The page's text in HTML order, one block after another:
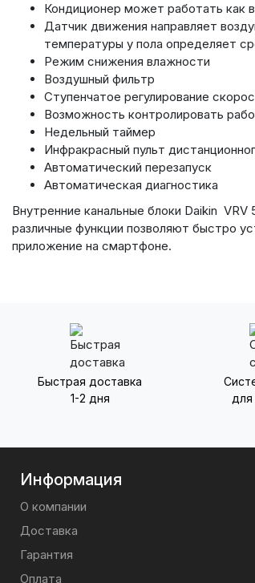
Кондиционер может работать как
Датчик движения направляет
температуры у пола определяет
Режим снижения влажности
Воздушный фильтр
Ступенчатое регулирование
Возможность контролировать
Недельный таймер
Инфракрасный пульт
Автоматический перезапуск
Автоматическая диагностика
Внутренние канальные блоки Daikin
различные функции позволяют быстро
приложение на смартфоне.
Быстрая доставка
1-2 дня
для
Информация
О компании
Доставка
Гарантия
Оплата